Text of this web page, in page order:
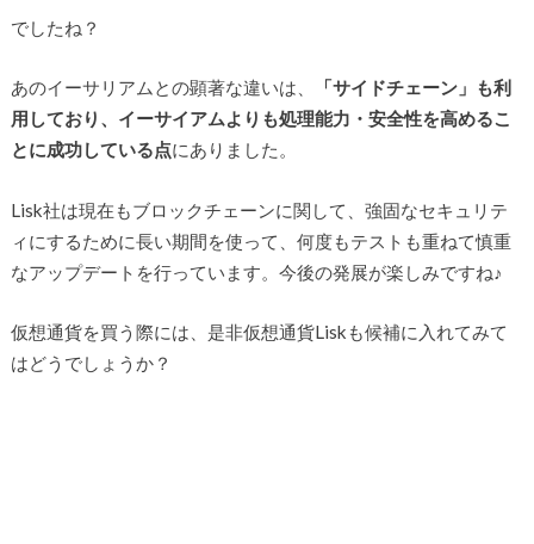
でしたね？
あのイーサリアムとの顕著な違いは、
「サイドチェーン」も利
用しており、イーサイアムよりも処理能力・安全性を高めるこ
とに成功している点にありました。
Lisk社は現在もブロックチェーンに関して、強固なセキュリテ
ィにするために長い期間を使って、何度もテストも重ねて慎重
なアップデートを行っています。今後の発展が楽しみですね♪
仮想通貨を買う際には、是非仮想通貨Liskも候補に入れてみて
はどうでしょうか？